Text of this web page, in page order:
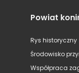
Powiat
Rys historyczny
Środowisko
Współpraca